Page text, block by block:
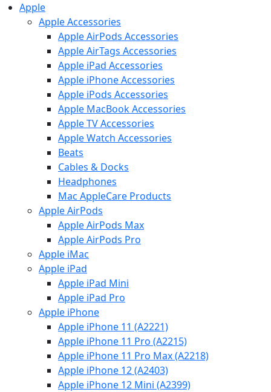
Apple
Apple Accessories
Apple AirPods Accessories
Apple AirTags Accessories
Apple iPad Accessories
Apple iPhone Accessories
Apple iPods Accessories
Apple MacBook Accessories
Apple TV Accessories
Apple Watch Accessories
Beats
Cables & Docks
Headphones
Mac AppleCare Products
Apple AirPods
Apple AirPods Max
Apple AirPods Pro
Apple iMac
Apple iPad
Apple iPad Mini
Apple iPad Pro
Apple iPhone
Apple iPhone 11 (A2221)
Apple iPhone 11 Pro (A2215)
Apple iPhone 11 Pro Max (A2218)
Apple iPhone 12 (A2403)
Apple iPhone 12 Mini (A2399)